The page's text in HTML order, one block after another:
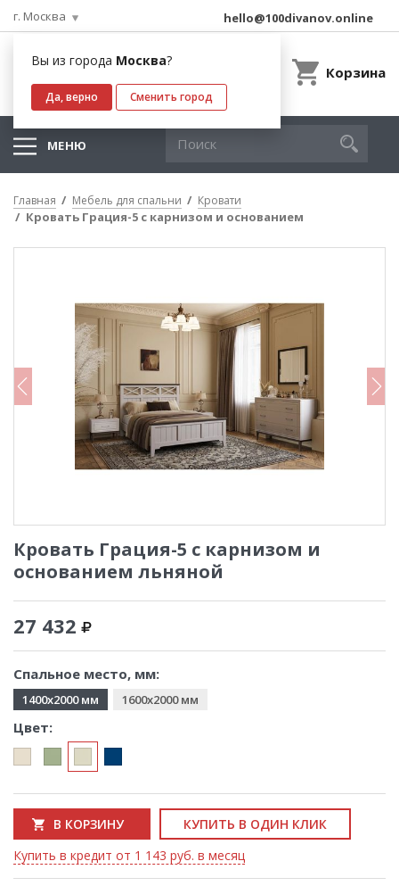
г. Москва
Вы из города Москва?
Да, верно Сменить город
hello@100divanov.online
Корзина
МЕНЮ
Главная Мебель для спальни Кровати
Кровать Грация-5 с карнизом и основанием
Кровать Грация-5 с карнизом и
основанием льняной
27 432
Спальное место, мм:
1400x2000 мм 1600x2000 мм
Цвет:
В КОРЗИНУ
КУПИТЬ В ОДИН КЛИК
Купить в кредит от 1 143 руб. в месяц